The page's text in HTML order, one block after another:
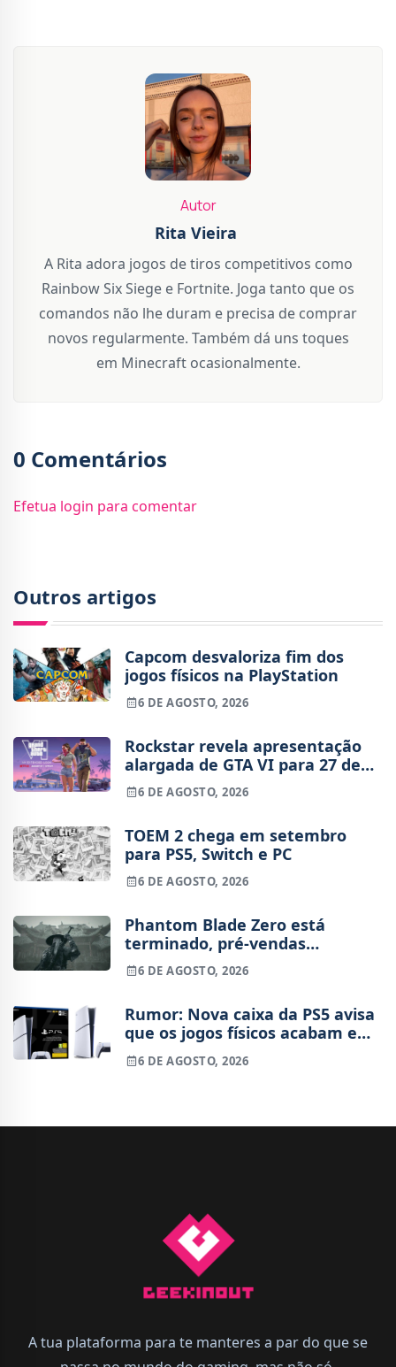
Autor
Rita Vieira
A Rita adora jogos de tiros competitivos como
Rainbow Six Siege e Fortnite. Joga tanto que os
comandos não lhe duram e precisa de comprar
novos regularmente. Também dá uns toques
em Minecraft ocasionalmente.
0 Comentários
Efetua login para comentar
Outros artigos
Capcom desvaloriza fim dos
jogos físicos na PlayStation
6 DE AGOSTO, 2026
Rockstar revela apresentação
alargada de GTA VI para 27 de
agosto
6 DE AGOSTO, 2026
TOEM 2 chega em setembro
para PS5, Switch e PC
6 DE AGOSTO, 2026
Phantom Blade Zero está
terminado, pré-vendas
começam na próxima semana
6 DE AGOSTO, 2026
Rumor: Nova caixa da PS5 avisa
que os jogos físicos acabam em
2028
6 DE AGOSTO, 2026
A tua plataforma para te manteres a par do que se